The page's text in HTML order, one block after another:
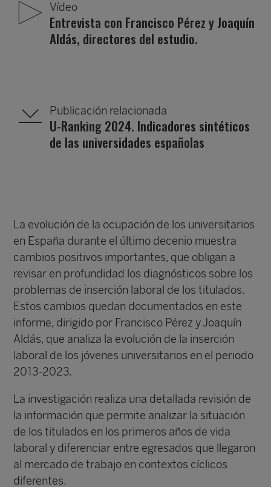
La evolución de la ocupación de los universitarios
en España durante el último decenio muestra
cambios positivos importantes, que obligan a
revisar en profundidad los diagnósticos sobre los
problemas de inserción laboral de los titulados.
Estos cambios quedan documentados en este
informe, dirigido por Francisco Pérez y Joaquín
Aldás, que analiza la evolución de la inserción
laboral de los jóvenes universitarios en el periodo
2013-2023.
La investigación realiza una detallada revisión de
la información que permite analizar la situación
de los titulados en los primeros años de vida
laboral y diferenciar entre egresados que llegaron
al mercado de trabajo en contextos cíclicos
diferentes.
Vídeo
Entrevista con Francisco Pérez y Joaquín
Aldás, directores del estudio.
Publicación relacionada
U-Ranking 2024. Indicadores sintéticos
de las universidades españolas